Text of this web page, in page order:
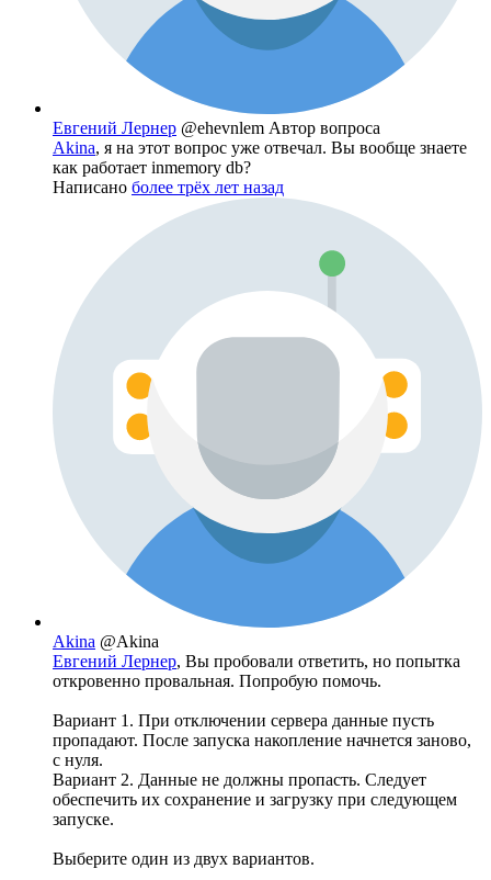
Евгений Лернер @ehevnlem Автор вопроса
Akina, я на этот вопрос уже отвечал. Вы вообще знаете
как работает inmemory db?
Написано более трёх лет назад
Akina @Akina
Евгений Лернер, Вы пробовали ответить, но попытка
откровенно провальная. Попробую помочь.
Вариант 1. При отключении сервера данные пусть
пропадают. После запуска накопление начнется заново,
с нуля.
Вариант 2. Данные не должны пропасть. Следует
обеспечить их сохранение и загрузку при следующем
запуске.
Выберите один из двух вариантов.